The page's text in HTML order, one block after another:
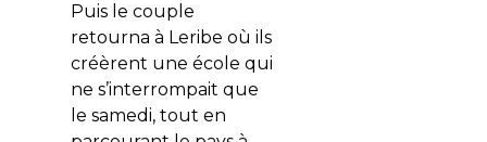
Puis le couple
retourna à Leribe où ils
créèrent une école qui
ne s’interrompait que
le samedi, tout en